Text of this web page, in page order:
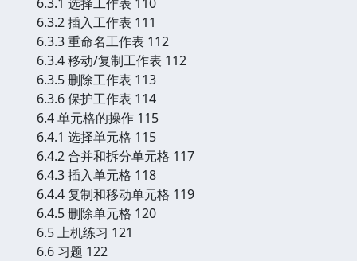
6.3.2 插入工作表 111
6.3.3 重命名工作表 112
6.3.4 移动/复制工作表 112
6.3.5 删除工作表 113
6.3.6 保护工作表 114
6.4 单元格的操作 115
6.4.1 选择单元格 115
6.4.2 合并和拆分单元格 117
6.4.3 插入单元格 118
6.4.4 复制和移动单元格 119
6.4.5 删除单元格 120
6.5 上机练习 121
6.6 习题 122